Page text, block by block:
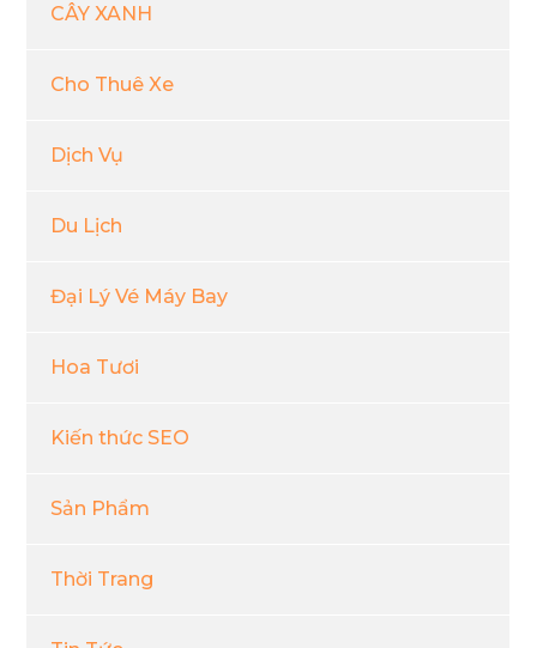
CÂY XANH
Cho Thuê Xe
Dịch Vụ
Du Lịch
Đại Lý Vé Máy Bay
Hoa Tươi
Kiến thức SEO
Sản Phẩm
Thời Trang